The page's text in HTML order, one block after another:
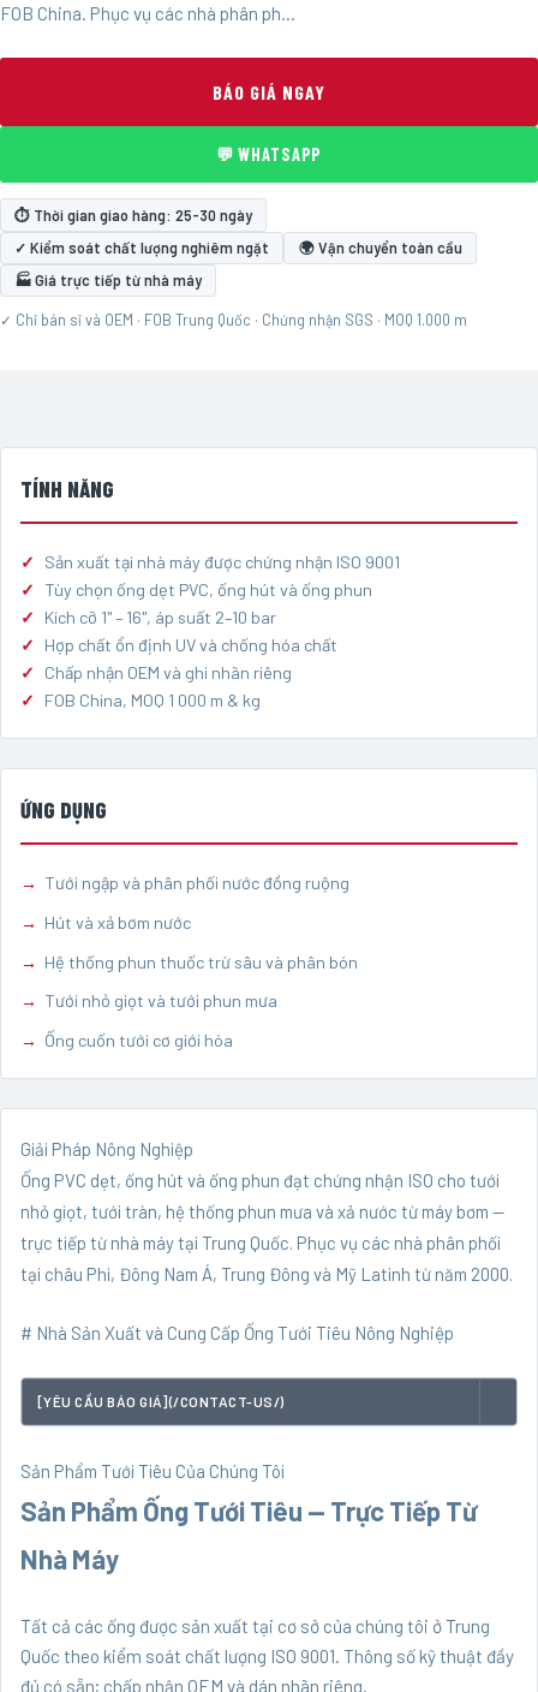
FOB China. Phục vụ các nhà phân ph...
BÁO GIÁ NGAY
💬 WHATSAPP
⏱ Thời gian giao hàng: 25-30 ngày
✓ Kiểm soát chất lượng nghiêm ngặt
🌍 Vận chuyển toàn cầu
🏭 Giá trực tiếp từ nhà máy
✓ Chỉ bán sỉ và OEM · FOB Trung Quốc · Chứng nhận SGS · MOQ 1.000 m
TÍNH NĂNG
Sản xuất tại nhà máy được chứng nhận ISO 9001
Tùy chọn ống dẹt PVC, ống hút và ống phun
Kích cỡ 1" – 16", áp suất 2–10 bar
Hợp chất ổn định UV và chống hóa chất
Chấp nhận OEM và ghi nhãn riêng
FOB China, MOQ 1 000 m & kg
ỨNG DỤNG
Tưới ngập và phân phối nước đồng ruộng
Hút và xả bơm nước
Hệ thống phun thuốc trừ sâu và phân bón
Tưới nhỏ giọt và tưới phun mưa
Ống cuốn tưới cơ giới hóa
Giải Pháp Nông Nghiệp
Ống PVC dẹt, ống hút và ống phun đạt chứng nhận ISO cho tưới
nhỏ giọt, tưới tràn, hệ thống phun mưa và xả nước từ máy bơm —
trực tiếp từ nhà máy tại Trung Quốc. Phục vụ các nhà phân phối
tại châu Phi, Đông Nam Á, Trung Đông và Mỹ Latinh từ năm 2000.
# Nhà Sản Xuất và Cung Cấp Ống Tưới Tiêu Nông Nghiệp
[YÊU CẦU BÁO GIÁ](/CONTACT-US/)
Sản Phẩm Tưới Tiêu Của Chúng Tôi
Sản Phẩm Ống Tưới Tiêu — Trực Tiếp Từ
Nhà Máy
Tất cả các ống được sản xuất tại cơ sở của chúng tôi ở Trung
Quốc theo kiểm soát chất lượng ISO 9001. Thông số kỹ thuật đầy
đủ có sẵn; chấp nhận OEM và dán nhãn riêng.